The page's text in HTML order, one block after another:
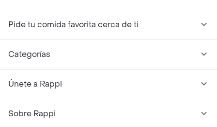
Pide tu comida favorita cerca de ti
Categorías
Únete a Rappi
Sobre Rappi